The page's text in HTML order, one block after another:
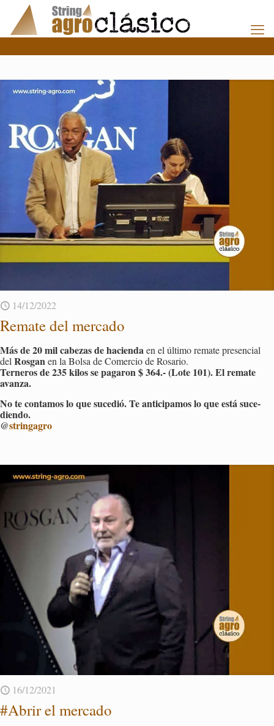
14/12/2022
Re­ma­te del mer­ca­do
Más de 20 mil ca­be­zas de ha­cien­da en el úl­ti­mo re­ma­te pre­sen­cial
del Ros­gan en la Bolsa de Co­mer­cio de Ro­sa­rio.
Ter­ne­ros de 235 kilos se pa­ga­ron $ 364.- (Lote 101). El re­ma­te
avan­za.
No te con­ta­mos lo que su­ce­dió. Te an­ti­ci­pa­mos lo que está su­ce­
dien­do.
@strin­ga­gro
16/12/2021
#Abrir el mer­ca­do